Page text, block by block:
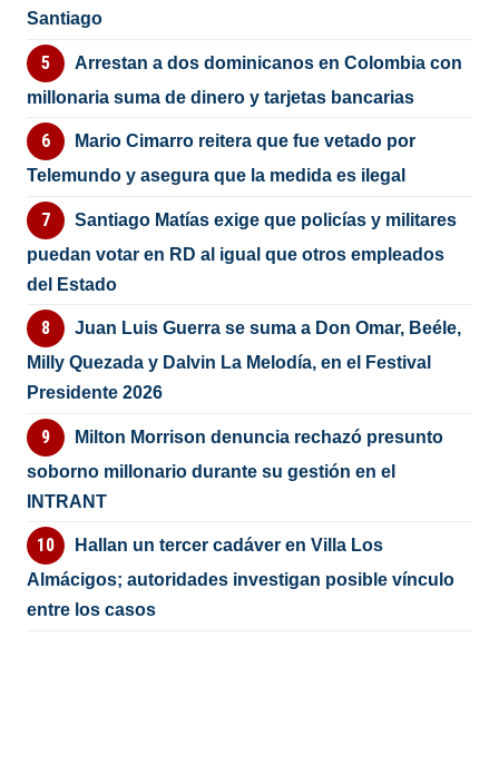
Santiago
Arrestan a dos dominicanos en Colombia con
millonaria suma de dinero y tarjetas bancarias
Mario Cimarro reitera que fue vetado por
Telemundo y asegura que la medida es ilegal
Santiago Matías exige que policías y militares
puedan votar en RD al igual que otros empleados
del Estado
Juan Luis Guerra se suma a Don Omar, Beéle,
Milly Quezada y Dalvin La Melodía, en el Festival
Presidente 2026
Milton Morrison denuncia rechazó presunto
soborno millonario durante su gestión en el
INTRANT
Hallan un tercer cadáver en Villa Los
Almácigos; autoridades investigan posible vínculo
entre los casos